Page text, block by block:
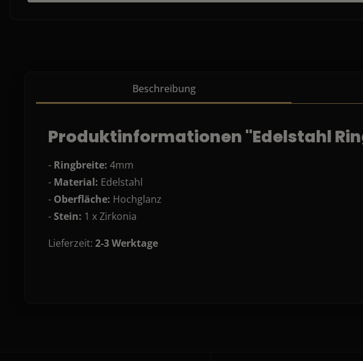
Beschreibung
Produktinformationen "Edelstahl
- Ringbreite: 4mm
- Material: Edelstahl
- Oberfläche: Hochglanz
-Stein: 1 x Zirkonia
Lieferzeit: 2-3Werktage